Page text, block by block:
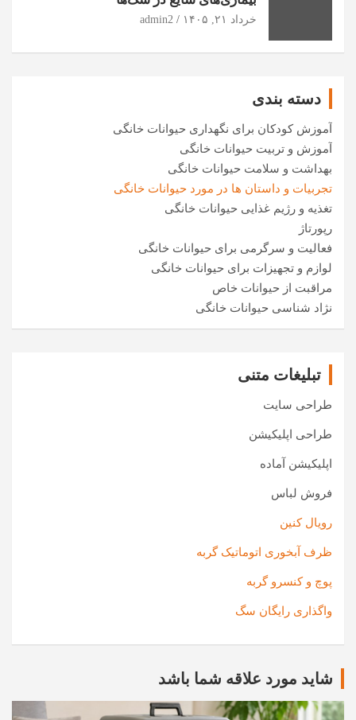
خرداد ۲۱, ۱۴۰۵ admin2
دسته بندی
آموزش کودکان برای نگهداری حیوانات خانگی
آموزش و تربیت حیوانات خانگی
بهداشت و سلامت حیوانات خانگی
تجربیات و داستان ها در مورد حیوانات خانگی
تغذیه و رژیم غذایی حیوانات خانگی
رپورتاژ
فعالیت و سرگرمی برای حیوانات خانگی
لوازم و تجهیزات برای حیوانات خانگی
مراقبت از حیوانات خاص
نژاد شناسی حیوانات خانگی
تبلیغات متنی
طراحی سایت
طراحی اپلیکیشن
اپلیکیشن آماده
فروش لباس
رویال کنین
ظرف آبخوری اتوماتیک گربه
پوچ و کنسرو گربه
واگذاری رایگان سگ
شاید مورد علاقه شما باشد